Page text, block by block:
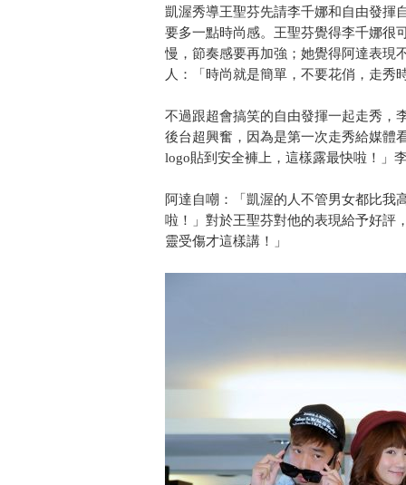
凱渥秀導王聖芬先請李千娜和自由發揮
要多一點時尚感。王聖芬覺得李千娜很
慢，節奏感要再加強；她覺得阿達表現
人：「時尚就是簡單，不要花俏，走秀
不過跟超會搞笑的自由發揮一起走秀，
後台超興奮，因為是第一次走秀給媒體
logo貼到安全褲上，這樣露最快啦！」
阿達自嘲：「凱渥的人不管男女都比我
啦！」對於王聖芬對他的表現給予好評
靈受傷才這樣講！」